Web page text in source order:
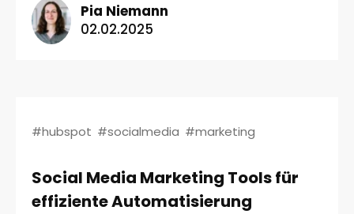
Pia Niemann
02.02.2025
#hubspot #socialmedia #marketing
Social Media Marketing Tools für
effiziente Automatisierung